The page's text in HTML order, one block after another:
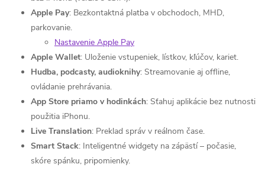
Apple Pay: Bezkontaktná platba v obchodoch, MHD,
parkovanie.
Nastavenie Apple Pay
Apple Wallet: Uloženie vstupeniek, lístkov, kľúčov, kariet.
Hudba, podcasty, audioknihy: Streamovanie aj offline,
ovládanie prehrávania.
App Store priamo v hodinkách: Sťahuj aplikácie bez nutnosti
použitia iPhonu.
Live Translation: Preklad správ v reálnom čase.
Smart Stack: Inteligentné widgety na zápästí – počasie,
skóre spánku, pripomienky.